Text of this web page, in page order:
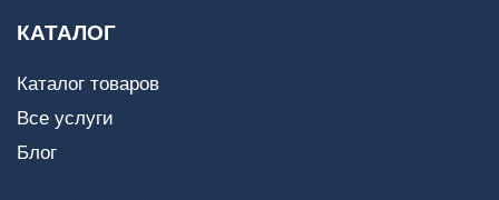
КАТАЛОГ
Каталог товаров
Все услуги
Блог